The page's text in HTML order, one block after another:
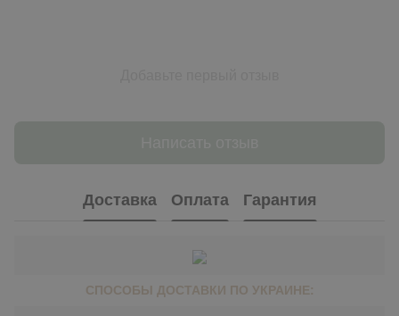
Доставка Оплата Гарантия
СПОСОБЫ ДОСТАВКИ ПО УКРАИНЕ: